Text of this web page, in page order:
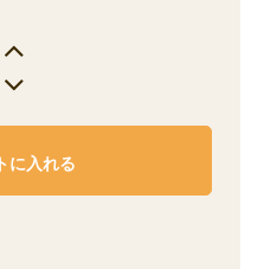
に入れる